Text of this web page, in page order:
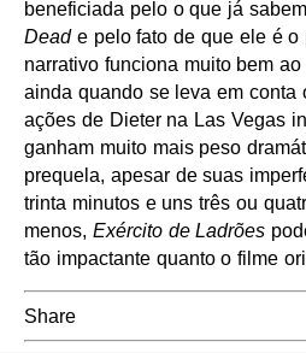
beneficiada pelo o que já
Deade pelo fato de que ele é o
narrativo funciona muito bem
ainda quando se leva em conta
ações de Dieter na Las Vegas
ganham muito mais peso
prequela, apesar de suas
trinta minutos e uns três ou
menos, Exército de Ladrões
tão impactante quanto o filme
Share